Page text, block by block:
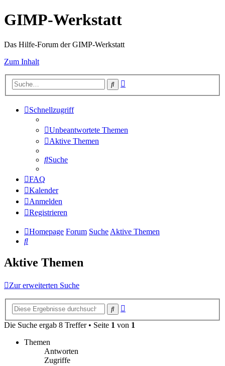
GIMP-Werkstatt
Das Hilfe-Forum der GIMP-Werkstatt
Zum Inhalt
Suche
Schnellzugriff
Unbeantwortete Themen
Aktive Themen
Suche
FAQ
Kalender
Anmelden
Registrieren
Homepage Forum SucheAktive Themen
Suche
Aktive Themen
Zur erweiterten Suche
Suche
Die Suche ergab 8 Treffer • Seite 1 von 1
Themen
Antworten
Zugriffe